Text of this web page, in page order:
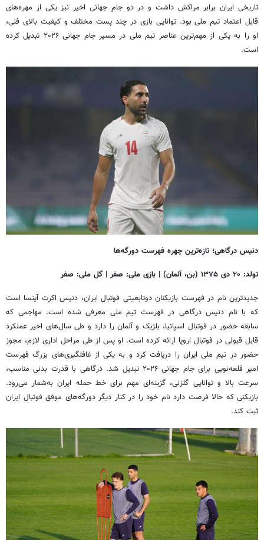
تاریخی ایران برابر مراکش داشت و در دو جام جهانی اخیر نیز یکی از مهره‌های
قابل اعتماد تیم ملی بود. توانایی بازی در چند پست مختلف و کیفیت بالای فنی،
او را به یکی از مهم‌ترین عناصر تیم ملی در مسیر جام جهانی ۲۰۲۶ تبدیل کرده
است.
دنیس درگاهی؛ تازه‌ترین چهره فهرست دورگه‌ها
تولد: ۲۰ دی ۱۳۷۵ (بن، آلمان) | بازی ملی: صفر | گل ملی: صفر
جدیدترین نام در فهرست بازیکنان دوتابعیتی فوتبال ایران، دنیس اکرت آینسا است
که با نام دنیس درگاهی در فهرست تیم ملی معرفی شده است. مهاجمی که
سابقه حضور در فوتبال اسپانیا، بلژیک و آلمان را دارد و طی سال‌های اخیر عملکرد
قابل قبولی در فوتبال اروپا ارائه کرده است. او پس از طی مراحل اداری لازم، مجوز
حضور در تیم ملی ایران را دریافت کرد و به یکی از غافلگیری‌های بزرگ فهرست
امیر قلعه‌نویی برای جام جهانی ۲۰۲۶ تبدیل شد. درگاهی با قدرت بدنی مناسب،
سرعت بالا و توانایی گلزنی، گزینه‌ای مهم برای خط حمله ایران به‌شمار می‌رود.
بازیکنی که حالا فرصت دارد نام خود را در کنار دیگر دورگه‌های موفق فوتبال ایران
ثبت کند.